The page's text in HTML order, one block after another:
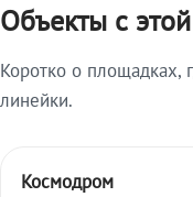
Объекты с
Коротко о площадках,
линейки.
Космодром